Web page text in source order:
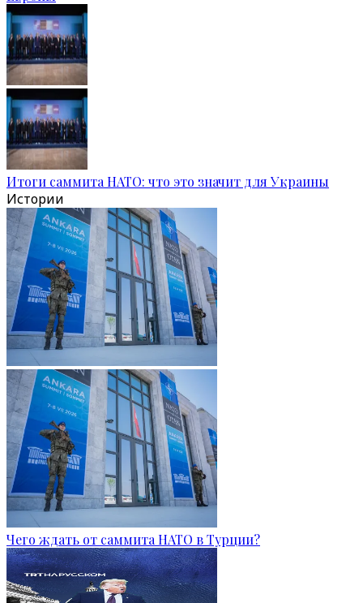
Итоги саммита НАТО: что это значит для Украины
Истории
Чего ждать от саммита НАТО в Турции?